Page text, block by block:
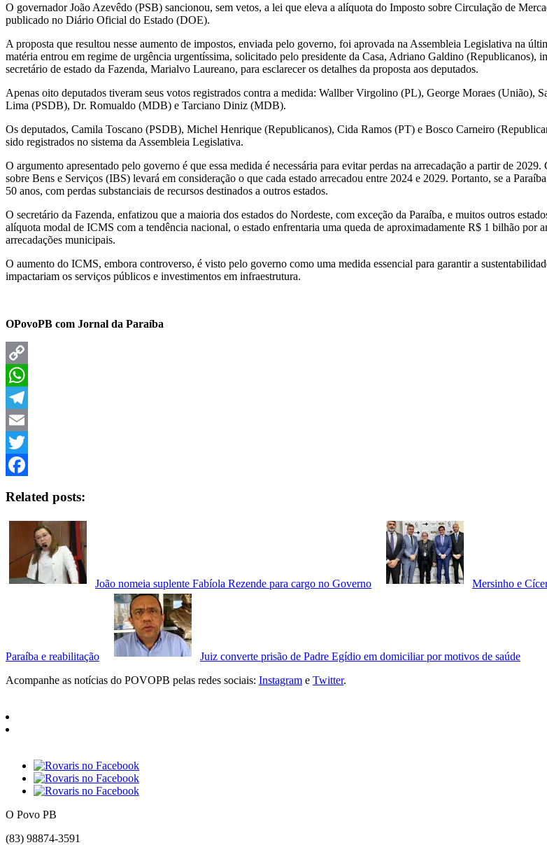
O governador João Azevêdo (PSB) sancionou, sem vetos, a lei que eleva a alíquota do Imposto sobre Circulação de
publicado no Diário Oficial do Estado (DOE).
A proposta que resultou nesse aumento de impostos, enviada pelo governo, foi aprovada na Assembleia Legislativa na
matéria entrou em regime de urgência urgentíssima, solicitado pelo presidente da Casa, Adriano Galdino (Republicanos),
secretário de estado da Fazenda, Marialvo Laureano, para esclarecer os detalhes da proposta aos deputados.
Apenas oito deputados tiveram seus votos registrados contra a medida: Wallber Virgolino (PL), George Moraes
Lima (PSDB), Dr. Romualdo (MDB) e Tarciano Diniz (MDB).
Os deputados, Camila Toscano (PSDB), Michel Henrique (Republicanos), Cida Ramos (PT) e Bosco Carneiro
sido registrados no sistema da Assembleia Legislativa.
O argumento apresentado pelo governo é que essa medida é necessária para evitar perdas na arrecadação a partir de
sobre Bens e Serviços (IBS) levará em consideração o que cada estado arrecadou entre 2024 e 2029. Portanto, se a
50 anos, com perdas substanciais de recursos destinados a outros estados.
O secretário da Fazenda, enfatizou que a maioria dos estados do Nordeste, com exceção da Paraíba, e muitos outros
alíquota modal de ICMS com a tendência nacional, o estado enfrentaria uma queda de aproximadamente R$ 1 bilhão por
arrecadações municipais.
O aumento do ICMS, embora controverso, é visto pelo governo como uma medida essencial para garantir a
impactariam os serviços públicos e investimentos em infraestrutura.
OPovoPB com Jornal da Paraíba
Copy
Link
WhatsApp
Telegram
Email
Twitter
Related posts:
João nomeia suplente Fabíola Rezende para cargo no Governo Mersinho e
Paraíba e reabilitação
Juiz converte prisão de Padre Egídio em domiciliar por motivos de saúde
Acompanhe as notícias do POVOPB pelas redes sociais: Instagram e Twitter.
O Povo PB
(83) 98874-3591